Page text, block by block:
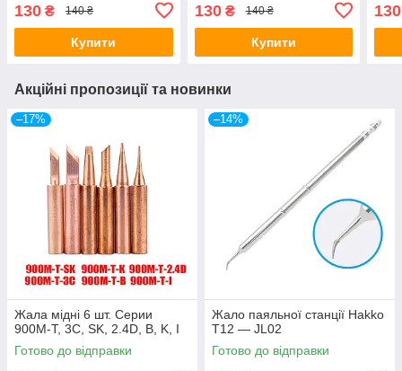
130 ₴ 140 ₴
Купити
130₴ 140 ₴
Купити
130
Акційні пропозиції та новинки
–17%
Жала мідні 6 шт. Серии
900M-T, 3C, SK, 2.4D, B, K, I
Готово до відправки
–14%
Жало паяльної станції Hakko
T12 — JL02
Готово до відправки